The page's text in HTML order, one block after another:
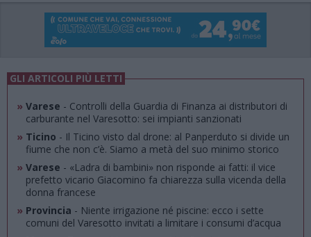
GLI ARTICOLI PIÙ LETTI
» Varese - Controlli della Guardia di Finanza ai distributori di
carburante nel Varesotto: sei impianti sanzionati
» Ticino - Il Ticino visto dal drone: al Panperduto si divide un
fiume che non c’è. Siamo a metà del suo minimo storico
» Varese - «Ladra di bambini» non risponde ai fatti: il vice
prefetto vicario Giacomino fa chiarezza sulla vicenda della
donna francese
» Provincia - Niente irrigazione né piscine: ecco i sette
comuni del Varesotto invitati a limitare i consumi d’acqua